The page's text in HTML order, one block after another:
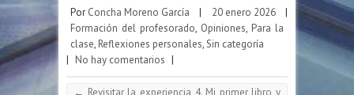
Por Concha Moreno García | 20 enero 2026
|
Formación del profesorado, Opiniones, Para la
clase, Reflexiones personales,Sin categoría
| No hay comentarios |